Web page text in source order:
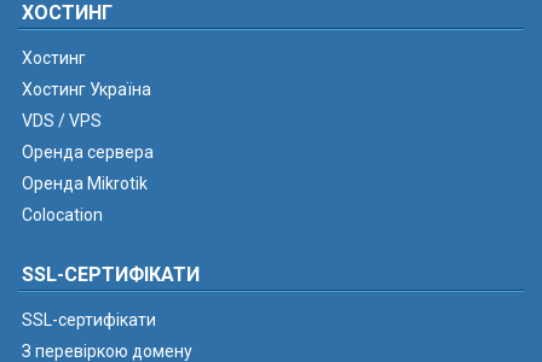
ХОСТИНГ
Хостинг
Хостинг Україна
VDS / VPS
Оренда сервера
Оренда Mikrotik
Colocation
SSL-СЕРТИФІКАТИ
SSL-сертифікати
З перевіркою домену